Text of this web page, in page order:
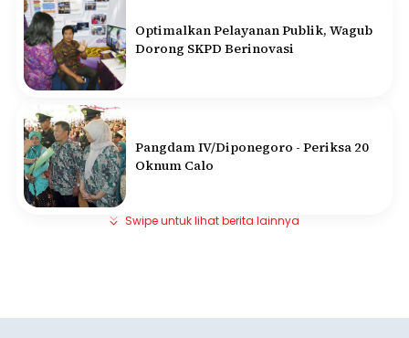
Optimalkan Pelayanan Publik, Wagub
Dorong SKPD Berinovasi
Pangdam IV/Diponegoro - Periksa 20
Oknum Calo
Swipe untuk lihat berita lainnya